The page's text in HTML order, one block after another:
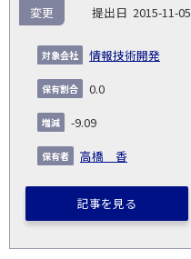
2015-11-05
情報技術開発
変更
0.0
-9.09
高橋 香
記事を見る